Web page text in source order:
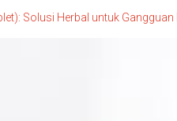
Solusi Herbal untuk